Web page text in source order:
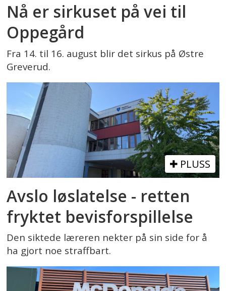
Nå er sirkuset på vei til
Oppegård
Fra 14. til 16. august blir det sirkus på Østre
Greverud.
PLUSS
Avslo løslatelse - retten
fryktet bevisforspillelse
Den siktede læreren nekter på sin side for å
ha gjort noe straffbart.